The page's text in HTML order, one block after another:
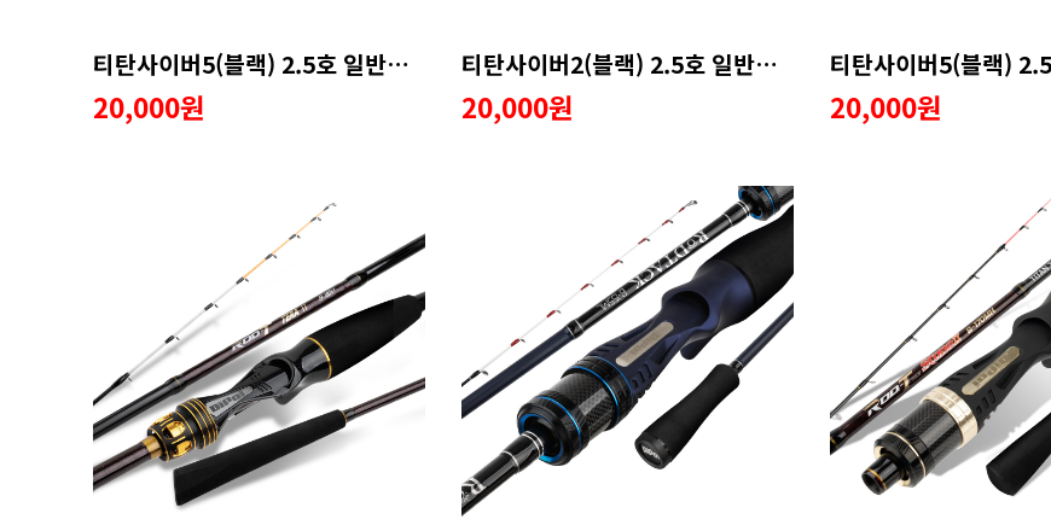
티탄사이버5(블랙) 2.5호 일반가이드 수리용품
20,000원
티탄사이버2(블랙) 2.5호 일반가이드 수리용품
20,000원 20,000원